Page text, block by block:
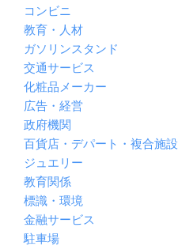
コンビニ
教育・人材
ガソリンスタンド
交通サービス
化粧品メーカー
広告・経営
政府機関
百貨店・デパート・複合施設
ジュエリー
教育関係
標識・環境
金融サービス
駐車場